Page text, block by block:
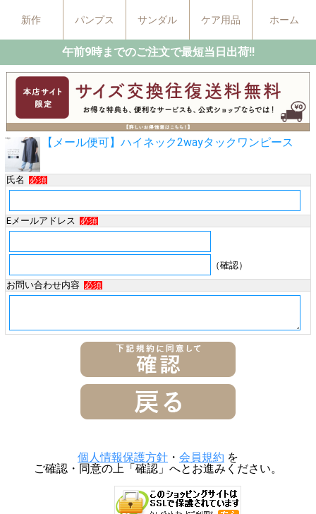
新作 パンプス サンダル ケア用品 ホーム
午前9時までのご注文で最短当日出荷!!
【メール便可】ハイネック2wayタックワンピース
氏名 必須
Eメールアドレス 必須
（確認）
お問い合わせ内容 必須
個人情報保護方針 ・ 会員規約 を
ご確認・同意の上「確認」へとお進みください。